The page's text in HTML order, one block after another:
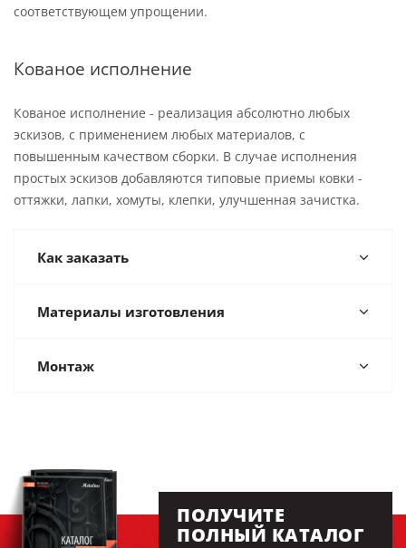
соответствующем упрощении.
Кованое исполнение
Кованое исполнение - реализация абсолютно любых
эскизов, с применением любых материалов, с
повышенным качеством сборки. В случае исполнения
простых эскизов добавляются типовые приемы ковки -
оттяжки, лапки, хомуты, клепки, улучшенная зачистка.
Как заказать
Материалы изготовления
Монтаж
ПОЛУЧИТЕ
ПОЛНЫЙ КАТАЛОГ